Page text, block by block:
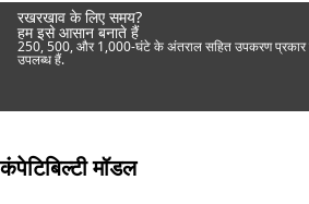
रखरखाव के लिए समय?
हम इसे आसान बनाते हैं
250, 500, और 1,000-घंटे के अंतराल सहित उपकरण प्रकार
उपलब्ध हैं.
कंपेटिबिल्टी मॉडल